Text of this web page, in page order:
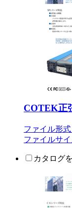
COTEK正
ファイル形
ファイルサ
カタログ